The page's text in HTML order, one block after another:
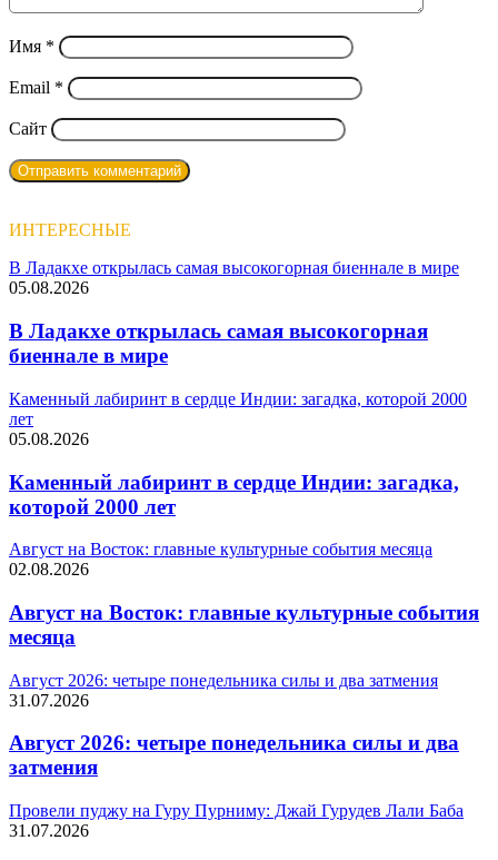
Имя *
Email *
Сайт
ИНТЕРЕСНЫЕ
В Ладакхе открылась самая высокогорная биеннале в мире
05.08.2026
В Ладакхе открылась самая высокогорная
биеннале в мире
Каменный лабиринт в сердце Индии: загадка, которой 2000
лет
05.08.2026
Каменный лабиринт в сердце Индии: загадка,
которой 2000 лет
Август на Восток: главные культурные события месяца
02.08.2026
Август на Восток: главные культурные события
месяца
Август 2026: четыре понедельника силы и два затмения
31.07.2026
Август 2026: четыре понедельника силы и два
затмения
Провели пуджу на Гуру Пурниму: Джай Гурудев Лали Баба
31.07.2026